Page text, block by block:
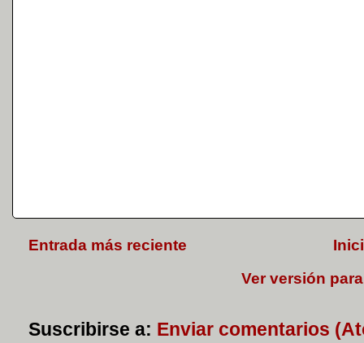
Entrada más reciente
Ver versión
Suscribirse a: Enviar comentarios